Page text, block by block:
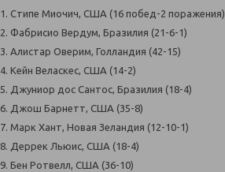
Стипе Миочич, США (16 побед-2 поражения)
Фабрисио Вердум, Бразилия (21-6-1)
Алистар Оверим, Голландия (42-15)
Кейн Веласкес, США (14-2)
Джуниор дос Сантос, Бразилия (18-4)
Джош Барнетт, США (35-8)
Марк Хант, Новая Зеландия (12-10-1)
Деррек Льюис, США (18-4)
Бен Ротвелл, США (36-10)